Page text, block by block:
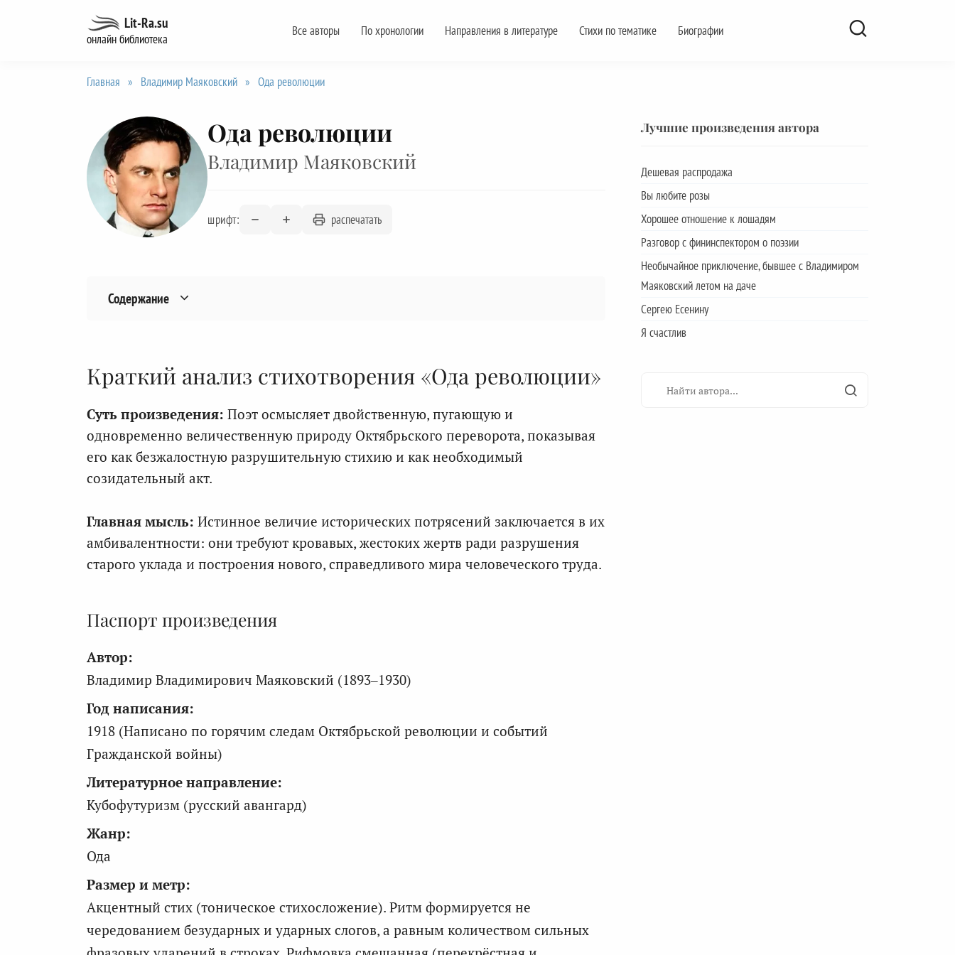
Lit-Ra.su
онлайн библиотека
Все авторы По хронологии Направления в литературе Стихи по тематике Биографии
Главная » Владимир Маяковский » Ода революции
Ода революции
Владимир Маяковский
шрифт: распечатать
Содержание
Краткий анализ стихотворения «Ода революции»
Суть произведения: Поэт осмысляет двойственную, пугающую и
одновременно величественную природу Октябрьского переворота, показывая
его как безжалостную разрушительную стихию и как необходимый
созидательный акт.
Главная мысль: Истинное величие исторических потрясений заключается в их
амбивалентности: они требуют кровавых, жестоких жертв ради разрушения
старого уклада и построения нового, справедливого мира человеческого труда.
Паспорт произведения
Автор:
Владимир Владимирович Маяковский (1893–1930)
Год написания:
1918 (Написано по горячим следам Октябрьской революции и событий
Гражданской войны)
Литературное направление:
Кубофутуризм (русский авангард)
Жанр:
Ода
Размер и метр:
Акцентный стих (тоническое стихосложение). Ритм формируется не
чередованием безударных и ударных слогов, а равным количеством сильных
Лучшие произведения автора
Дешевая распродажа
Вы любите розы
Хорошее отношение к лошадям
Разговор с фининспектором о поэзии
Необычайное приключение, бывшее с Владимиром
Маяковский летом на даче
Сергею Есенину
Я счастлив